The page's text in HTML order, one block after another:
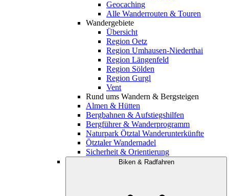
Geocaching
Alle Wanderrouten & Touren
Wandergebiete
Übersicht
Region Oetz
Region Umhausen-Niederthai
Region Längenfeld
Region Sölden
Region Gurgl
Vent
Rund ums Wandern & Bergsteigen
Almen & Hütten
Bergbahnen & Aufstiegshilfen
Bergführer & Wanderprogramm
Naturpark Ötztal Wanderunterkünfte
Ötztaler Wandernadel
Sicherheit & Orientierung
Biken & Radfahren